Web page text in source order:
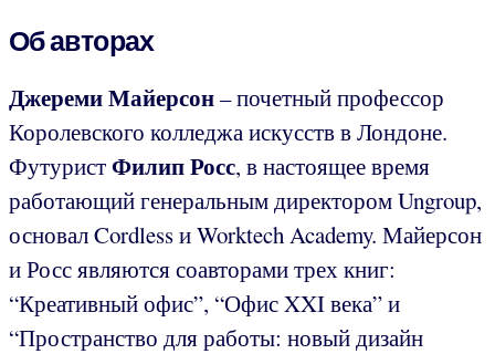
Об авторах
Джереми Майерсон– почетный профессор
Королевского колледжа искусств в Лондоне.
ФутуристФилип Росс, в настоящее время
работающий генеральным директором Ungroup,
основал Cordless и Worktech Academy. Майерсон
и Росс являются соавторами трех книг:
“Креативный офис”, “Офис XXI века” и
“Пространство для работы: новый дизайн